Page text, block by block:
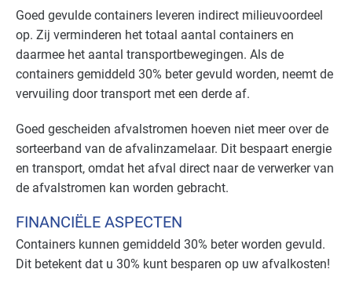
Goed gevulde containers leveren indirect milieuvoordeel
op. Zij verminderen het totaal aantal containers en
daarmee het aantal transportbewegingen. Als de
containers gemiddeld 30% beter gevuld worden, neemt de
vervuiling door transport met een derde af.
Goed gescheiden afvalstromen hoeven niet meer over de
sorteerband van de afvalinzamelaar. Dit bespaart energie
en transport, omdat het afval direct naar de verwerker van
de afvalstromen kan worden gebracht.
FINANCIËLE ASPECTEN
Containers kunnen gemiddeld 30% beter worden gevuld.
Dit betekent dat u 30% kunt besparen op uw afvalkosten!